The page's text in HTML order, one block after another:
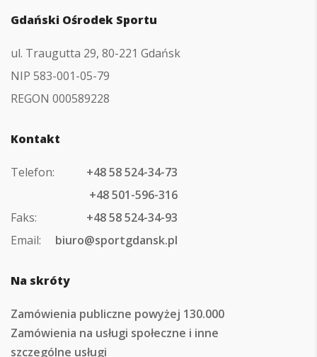
Gdański Ośrodek Sportu
ul. Traugutta 29, 80-221 Gdańsk
NIP 583-001-05-79
REGON 000589228
Kontakt
Telefon:
+48 58 524-34-73
+48 501-596-316
Faks:
+48 58 524-34-93
Email:
biuro@sportgdansk.pl
Na skróty
Zamówienia publiczne powyżej 130.000
Zamówienia na usługi społeczne i inne
szczególne usługi